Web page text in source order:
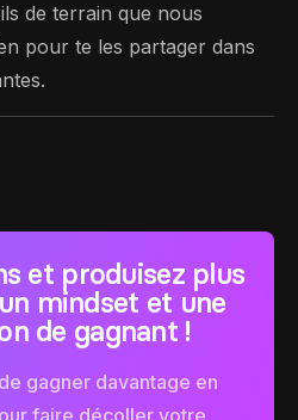
de terrain que nous
pour te les partager dans
et produisez plus
mindset et une
de gagnant !
gagner davantage en